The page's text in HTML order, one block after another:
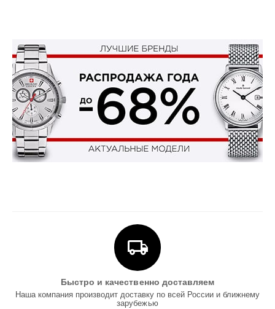
Быстро и качественно доставляем
Наша компания производит доставку по всей России и ближнему
зарубежью